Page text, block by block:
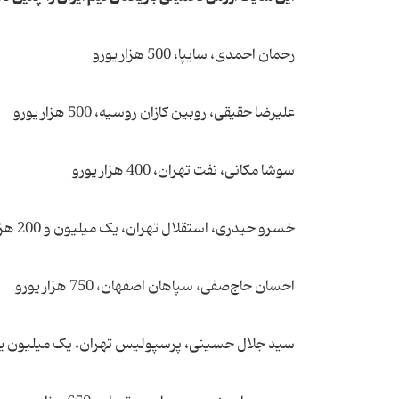
رحمان احمدی، سایپا، 500 هزار یورو
علیرضا حقیقی، روبین کازان روسیه، 500 هزار یورو
سوشا مکانی، نفت تهران، 400 هزار یورو
خسرو حیدری، استقلال تهران،‌ یک میلیون و 200 هزار یورو
احسان حاج‌صفی، سپاهان اصفهان،‌ 750 هزار یورو
سید جلال حسینی، پرسپولیس تهران، یک میلیون